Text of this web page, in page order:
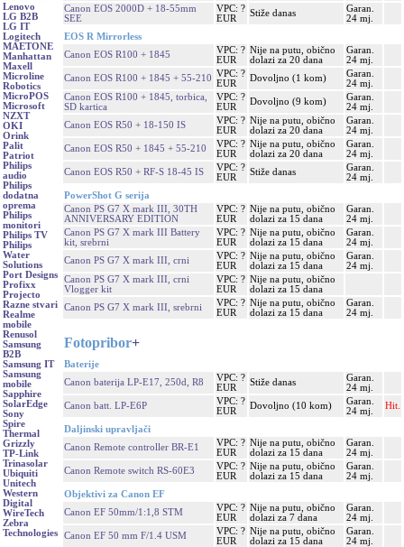
Lenovo
LG B2B
LG IT
Logitech
MAETONE
Manhattan
Maxell
Microline
Robotics
MicroPOS
Microsoft
NZXT
OKI
Orink
Palit
Patriot
Philips
audio
Philips
dodatna
oprema
Philips
monitori
Philips TV
Philips
Water
Solutions
Port Designs
Profixx
Projecto
Razne stvari
Realme
mobile
Renusol
Samsung
B2B
Samsung IT
Samsung
mobile
Sapphire
SolarEdge
Sony
Spire
Thermal
Grizzly
TP-Link
Trinasolar
Ubiquiti
Unitech
Western
Digital
WireTech
Zebra
Technologies
Canon EOS 2000D + 18-55mm
SEE
VPC: ?
EUR
Stiže danas
Garan.
24 mj.
EOS R Mirrorless
Canon EOS R100 + 1845
VPC: ?
EUR
Nije na putu, obično
dolazi za 20 dana
Garan.
24 mj.
Canon EOS R100 + 1845 + 55-210 VPC: ?
EUR
Dovoljno (1 kom)
Garan.
24 mj.
Canon EOS R100 + 1845, torbica,
SD kartica
VPC: ?
EUR
Dovoljno (9 kom)
Garan.
24 mj.
Canon EOS R50 + 18-150 IS
VPC: ?
EUR
Nije na putu, obično
dolazi za 20 dana
Garan.
24 mj.
Canon EOS R50 + 1845 + 55-210
VPC: ?
EUR
Nije na putu, obično
dolazi za 20 dana
Garan.
24 mj.
Canon EOS R50 + RF-S 18-45 IS
VPC: ?
EUR
Stiže danas
Garan.
24 mj.
PowerShot G serija
Canon PS G7 X mark III, 30TH
ANNIVERSARY EDITION
VPC: ?
EUR
Nije na putu, obično
dolazi za 15 dana
Garan.
24 mj.
Canon PS G7 X mark III Battery
kit, srebrni
VPC: ?
EUR
Nije na putu, obično
dolazi za 15 dana
Garan.
24 mj.
Canon PS G7 X mark III, crni
VPC: ?
EUR
Nije na putu, obično
dolazi za 15 dana
Garan.
24 mj.
Canon PS G7 X mark III, crni
Vlogger kit
VPC: ?
EUR
Nije na putu, obično
dolazi za 15 dana
Canon PS G7 X mark III, srebrni
VPC: ?
EUR
Nije na putu, obično
dolazi za 15 dana
Garan.
24 mj.
Fotopribor+
Baterije
Canon baterija LP-E17, 250d, R8
VPC: ?
EUR
Stiže danas
Garan.
24 mj.
Canon batt. LP-E6P
VPC: ?
EUR
Dovoljno (10 kom)
Garan.
24 mj.
Hit.
Daljinski upravljači
Canon Remote controller BR-E1
VPC: ?
EUR
Nije na putu, obično
dolazi za 15 dana
Garan.
24 mj.
Canon Remote switch RS-60E3
VPC: ?
EUR
Nije na putu, obično
dolazi za 15 dana
Garan.
24 mj.
Objektivi za Canon EF
Canon EF 50mm/1:1,8 STM
VPC: ?
EUR
Nije na putu, obično
dolazi za 7 dana
Garan.
24 mj.
Canon EF 50 mm F/1.4 USM
VPC: ?
EUR
Nije na putu, obično
dolazi za 15 dana
Garan.
24 mj.